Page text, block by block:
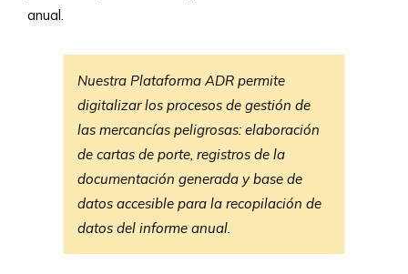
anual.
Nuestra Plataforma ADR permite
digitalizar los procesos de gestión de
las mercancías peligrosas: elaboración
de cartas de porte, registros de la
documentación generada y base de
datos accesible para la recopilación de
datos del informe anual.